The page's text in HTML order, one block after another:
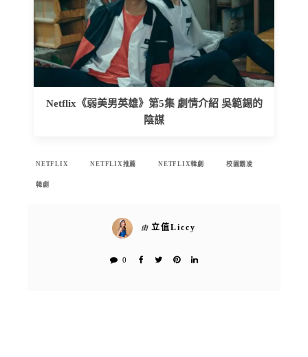
Netflix《弱美男英雄》第5集 劇情介紹 吳範錫的
陰謀
NETFLIX NETFLIX推薦 NETFLIX韓劇 校園霸凌
韓劇
由 立值Liccy
0